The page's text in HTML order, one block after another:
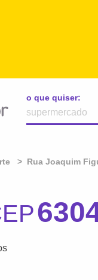
o que quiser:
Rua Joaquim